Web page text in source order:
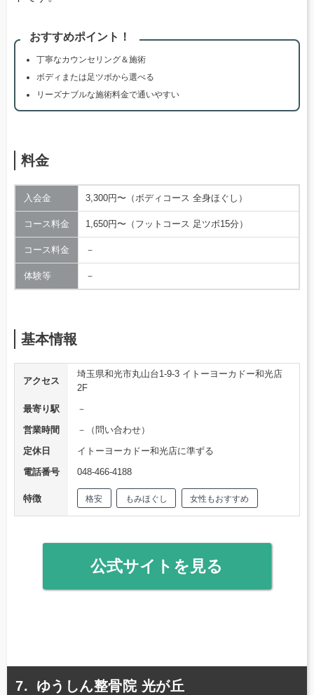
おすすめポイント！
丁寧なカウンセリング＆施術
ボディまたは足ツボから選べる
リーズナブルな施術料金で通いやすい
料金
入会金 3,300円〜（ボディコース 全身ほぐし）
コース料金 1,650円〜（フットコース 足ツボ15分）
コース料金 －
体験等 －
基本情報
アクセス
埼玉県和光市丸山台1-9-3 イトーヨーカドー和光店
2F
最寄り駅
－
営業時間
－（問い合わせ）
定休日
イトーヨーカドー和光店に準ずる
電話番号
048-466-4188
特徴 格安 もみほぐし 女性もおすすめ
公式サイトを見る
ゆうしん整骨院 光が丘